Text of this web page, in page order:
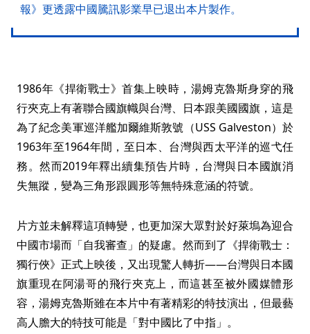
報》更透露中國騰訊影業早已退出本片製作。
1986年《捍衛戰士》首集上映時，湯姆克魯斯身穿的飛
行夾克上有著聯合國旗幟與台灣、日本跟美國國旗，這是
為了紀念美軍巡洋艦加爾維斯敦號（USS Galveston）於
1963年至1964年間，至日本、台灣與西太平洋的巡弋任
務。然而2019年釋出續集預告片時，台灣與日本國旗消
失無蹤，變為三角形跟圓形等無特殊意涵的符號。
片方並未解釋這項轉變，也更加深大眾對於好萊塢為迎合
中國市場而「自我審查」的疑慮。然而到了《捍衛戰士：
獨行俠》正式上映後，又出現驚人轉折——台灣與日本國
旗重現在阿湯哥的飛行夾克上，而這甚至被外國媒體形
容，湯姆克魯斯雖在本片中有著精彩的特技演出，但最藝
高人膽大的特技可能是「對中國比了中指」。